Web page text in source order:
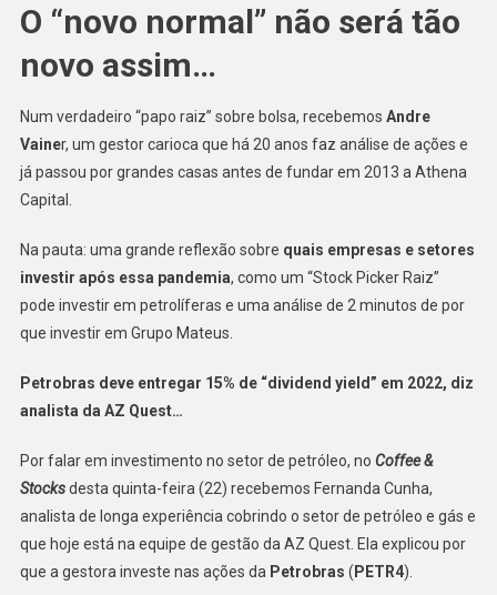
O “novo normal” não será tão
novo assim…
Num verdadeiro “papo raiz” sobre bolsa, recebemos Andre
Vainer, um gestor carioca que há 20 anos faz análise de ações e
já passou por grandes casas antes de fundar em 2013 a Athena
Capital.
Na pauta: uma grande reflexão sobre quais empresas e setores
investir após essa pandemia, como um “Stock Picker Raiz”
pode investir em petrolíferas e uma análise de 2 minutos de por
que investir em Grupo Mateus.
Petrobras deve entregar 15% de “dividend yield” em 2022, diz
analista da AZ Quest…
Por falar em investimento no setor de petróleo, no Coffee &
Stocksdesta quinta-feira (22) recebemos Fernanda Cunha,
analista de longa experiência cobrindo o setor de petróleo e gás e
que hoje está na equipe de gestão da AZ Quest. Ela explicou por
que a gestora investe nas ações da Petrobras ( PETR4).